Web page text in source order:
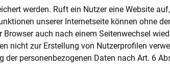
werden. Ruft ein Nutzer eine Website
unserer Internetseite können ohne
auch nach einem Seitenwechsel
nicht zur Erstellung von Nutzerprofilen
personenbezogenen Daten nach Art. 6